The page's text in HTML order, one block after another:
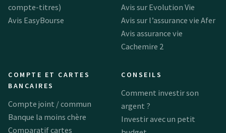
compte-titres)
Avis EasyBourse
Avis sur Evolution Vie
Avis sur l’assurance vie Afer
Avis assurance vie
Cachemire 2
COMPTE ET CARTES
BANCAIRES
Compte joint / commun
Banque la moins chère
Comparatif cartes
CONSEILS
Comment investir son
argent ?
Investir avec un petit